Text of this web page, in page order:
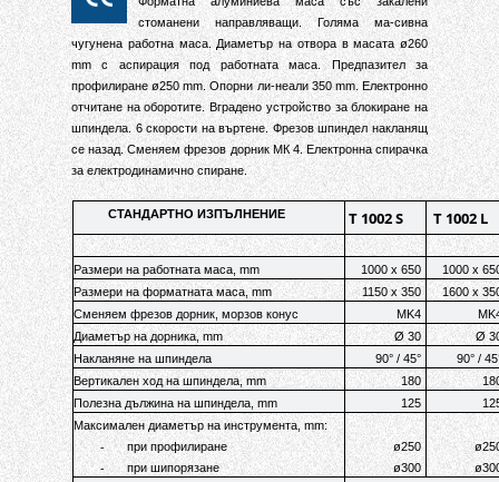
стоманени направляващи.Голяма ма-сивна
чугунена работна маса. Диаметър на отвора в масата ø260
mm с аспирация под работната маса .Предпазител за
профилиранеø250 mm .Опорни ли-неали 350mm.Електронно
отчитане на оборотите.Вградено устройство за блокиране на
шпиндела. 6 скорости на въртене.Фрезов шпиндел накланящ
се назад.Сменяем фрезов дорник МК 4.Електронна спирачка
за електродинамично спиране.
СТАНДАРТНО ИЗПЪЛНЕНИЕ T 1002 S T 1002 L
Размери на работната маса, mm 1000 x 650
1000 x
Размери на форматната маса, mm
1150 x 350
1600 x
Сменяем фрезов дорник, морзов конус
MK4
Диаметър на дорника, mm
Ø 30
Ø
Накланяне на шпиндела
90° / 45°
90° /
Вертикален ход на шпиндела, mm
180
Полезна дължина на шпиндела, mm
125
Максимален диаметър на инструмента, mm:
- при профилиране
- при шипорязане
ø250
ø300